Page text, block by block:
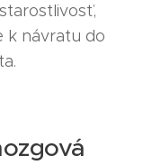
k návratu do